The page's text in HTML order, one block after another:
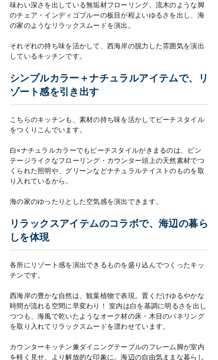
味わい深さを出している無垢材フローリング、流木のような脚
のチェア・インディゴブルーの板目が程よいゆるさを出し、海
の家のようなリラックスムードを演出。
それぞれの持ち味を活かして、西海岸の脱力した雰囲気を演出
しているキッチンです。
シンプルカラー＋ナチュラルアイテムで、リ
ゾート感を引き出す
こちらのキッチンも、素材の持ち味を活かしてビーチスタイル
をつくりこんでいます。
白×ナチュラルカラーでもビーチスタイルがきまるのは、ビン
テージライクなフローリング・カウンター頭上の天然素材でつ
くられた照明や、グリーンなどナチュラルテイストのものを取
り入れているから。
海の家のゆったりとした空気感を演出できます。
リラックスアイテムのコラボで、海辺の暮ら
しを体現
各所にリゾート感を演出できるものを盛り込んでつくったキッ
チンです。
西海岸の豊かな自然は、観葉植物で表現。置くだけゆるやかな
時間が流れる空間に早変わり！ 室内は白を基調に明るさを出し
つつも、海風で乾いたようなオーク材の床・木目のパネリング
を取り入れてリラックスムードを漂わせています。
カウンターキッチン兼ダイニングテーブルのフレーム脚が室内
を軽く見せ、より解放的な印象に。海辺の自由気ままな暮らし